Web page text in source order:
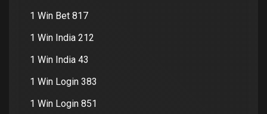
1 Win Bet 817
1 Win India 212
1 Win India 43
1 Win Login 383
1 Win Login 851